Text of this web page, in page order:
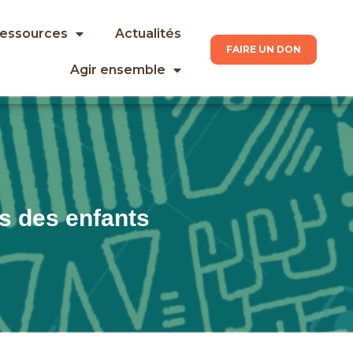
Actualités
Agir ensemble
FAIRE UN DON
des enfants